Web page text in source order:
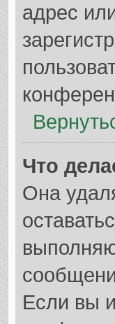
адрес
Что
Она
Если вы